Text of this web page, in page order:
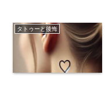
タトゥーと後悔